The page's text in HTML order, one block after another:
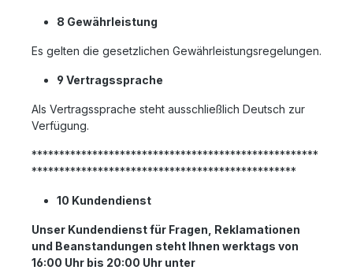
8 Gewährleistung
Es gelten die gesetzlichen Gewährleistungsregelungen.
9 Vertragssprache
Als Vertragssprache steht ausschließlich Deutsch zur
Verfügung.
****************************************************
************************************************
10 Kundendienst
Unser Kundendienst für Fragen, Reklamationen
und Beanstandungen steht Ihnen werktags von
16:00 Uhr bis 20:00 Uhr unter